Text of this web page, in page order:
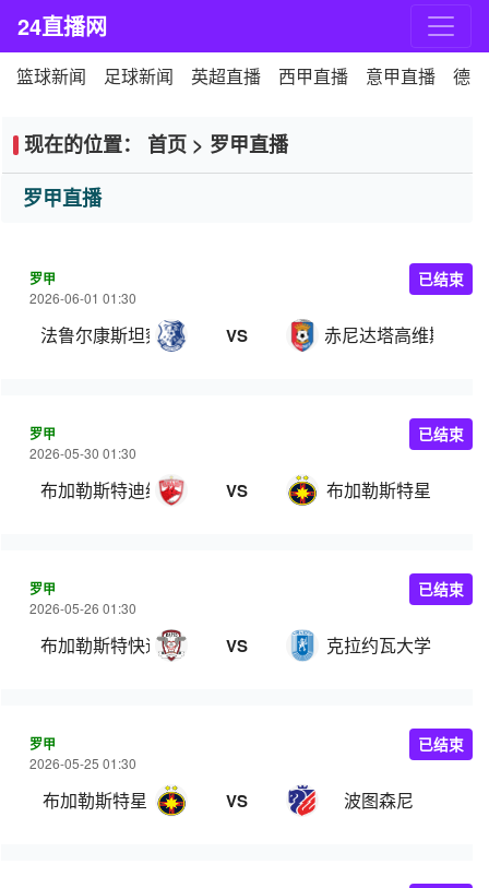
24直播网
篮球新闻 足球新闻 英超直播 西甲直播 意甲直播 德
现在的位置： 首页 > 罗甲直播
罗甲直播
罗甲
2026-06-01 01:30
法鲁尔康斯坦察 VS 赤尼达塔高维斯
已结束
罗甲
2026-05-30 01:30
布加勒斯特迪纳摩 VS 布加勒斯特星
已结束
罗甲
2026-05-26 01:30
布加勒斯特快速 VS 克拉约瓦大学
已结束
罗甲
2026-05-25 01:30
布加勒斯特星 VS 波图森尼
已结束